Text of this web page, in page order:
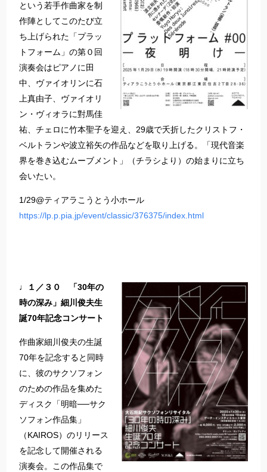
という若手作曲家を制
作陣としてこのたび立
ち上げられた「プラッ
トフォーム」の第０回
演奏会はピアノに田
中、ヴァイオリンに石
上真由子、ヴァイオリ
ン・ヴィオラに對馬佳
祐、チェロに竹本聖子を迎え、29歳で夭折したクリストフ・
ベルトランや波立裕矢の作品などを取り上げる。「現代音楽
界を巻き込むムーブメント」（チラシより）の始まりに立ち
会いたい。
1/29@ティアラこうとう小ホール
https://lp.p.pia.jp/event/classic/376375/index.html
♩１／３０ 「30年の
時の深み」細川俊夫生
誕70年記念コンサート
作曲家細川俊夫の生誕
70年を記念すると同時
に、彼のサクソフォン
のための作品を集めた
ディスク「明暗──サク
ソフォン作品集」
（KAIROS）のリリース
を記念して開催される
演奏会。この作品集で